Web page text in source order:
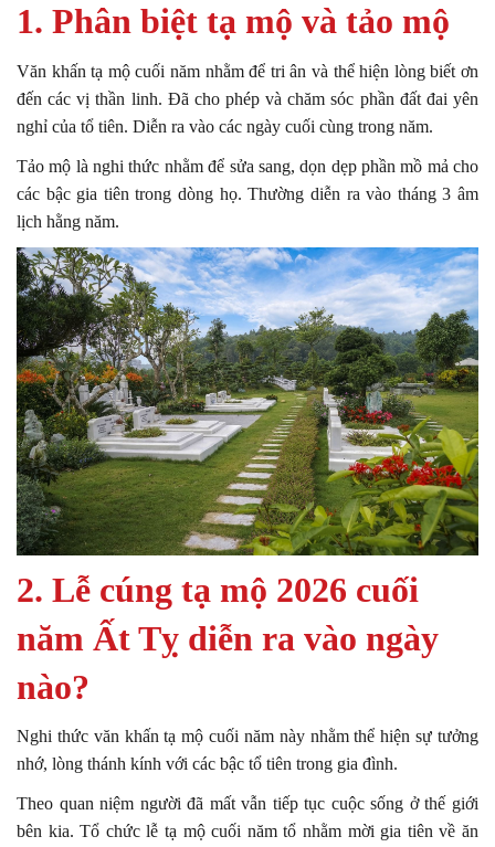
1. Phân biệt tạ mộ và tảo mộ
Văn khấn tạ mộ cuối năm nhằm để tri ân và thể hiện lòng biết ơn
đến các vị thần linh. Đã cho phép và chăm sóc phần đất đai yên
nghỉ của tổ tiên. Diễn ra vào các ngày cuối cùng trong năm.
Tảo mộ là nghi thức nhằm để sửa sang, dọn dẹp phần mồ mả cho
các bậc gia tiên trong dòng họ. Thường diễn ra vào tháng 3 âm
lịch hằng năm.
2. Lễ cúng tạ mộ 2026 cuối
năm Ất Tỵ diễn ra vào ngày
nào?
Nghi thức văn khấn tạ mộ cuối năm này nhằm thể hiện sự tưởng
nhớ, lòng thánh kính với các bậc tổ tiên trong gia đình.
Theo quan niệm người đã mất vẫn tiếp tục cuộc sống ở thế giới
bên kia. Tổ chức lễ tạ mộ cuối năm tổ nhằm mời gia tiên về ăn